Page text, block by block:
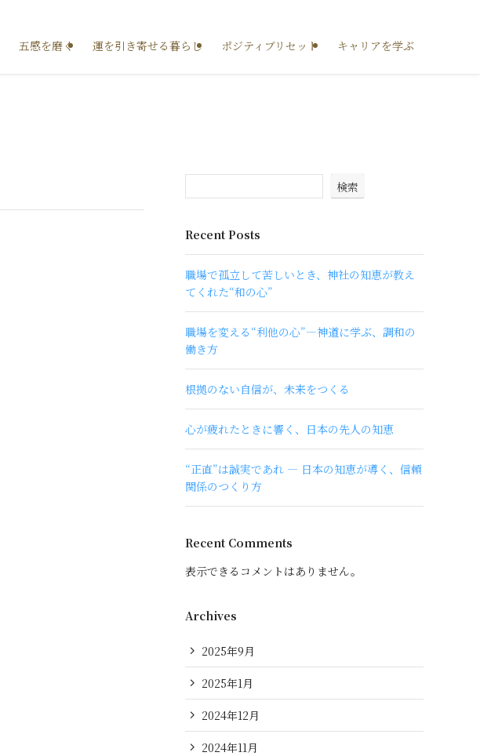
五感を磨く 運を引き寄せる暮らし ポジティブリセット キャリアを学ぶ
検索
Recent Posts
職場で孤立して苦しいとき、神社の知恵が教え
てくれた“和の心”
職場を変える“利他の心”―神道に学ぶ、調和の
働き方
根拠のない自信が、未来をつくる
心が疲れたときに響く、日本の先人の知恵
“正直”は誠実であれ ― 日本の知恵が導く、信頼
関係のつくり方
Recent Comments
表示できるコメントはありません。
Archives
2025年9月
2025年1月
2024年12月
2024年11月